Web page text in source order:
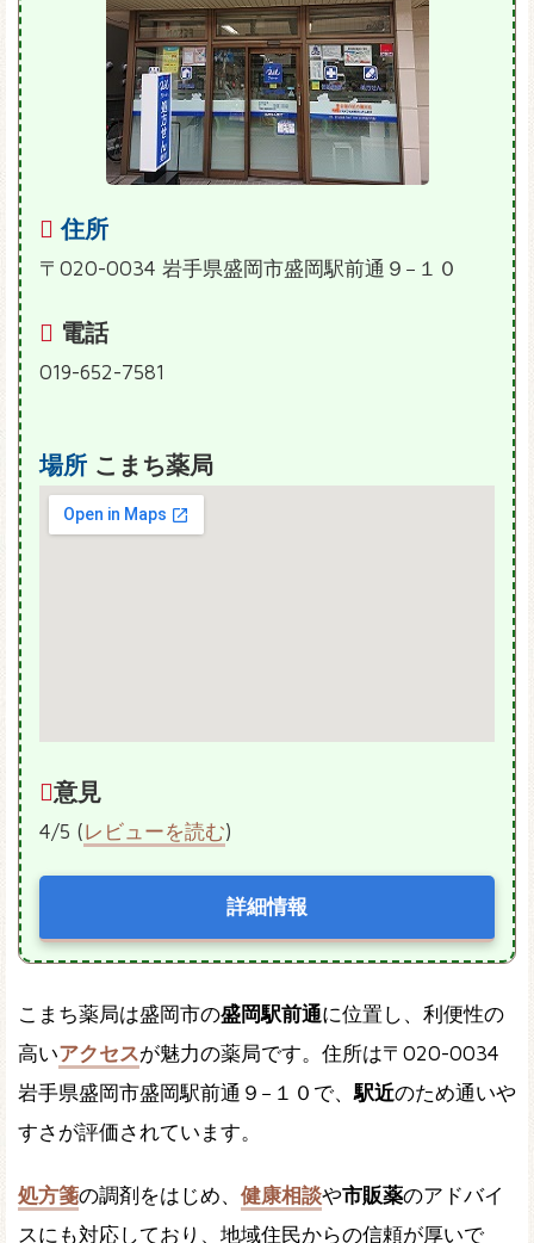
住所
〒020-0034 岩手県盛岡市盛岡駅前通９−１０
電話
019-652-7581
場所 こまち薬局
意見
4/5 (レビューを読む)
詳細情報
こまち薬局は盛岡市の盛岡駅前通に位置し、利便性の
高いアクセスが魅力の薬局です。住所は〒020-0034
岩手県盛岡市盛岡駅前通９−１０で、駅近のため通いや
すさが評価されています。
処方箋の調剤をはじめ、 健康相談や市販薬のアドバイ
スにも対応しており、地域住民からの信頼が厚いで